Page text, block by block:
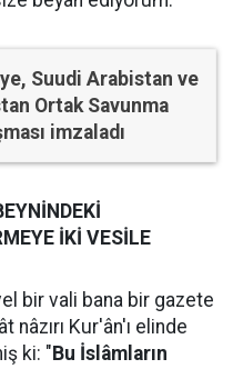
Suudi Arabistan ve
Ortak Savunma
imzaladı
İKİ VESİLE
bir vali bana bir gazete
Kur'ân'ı elinde
ki: " Bu İslâmların